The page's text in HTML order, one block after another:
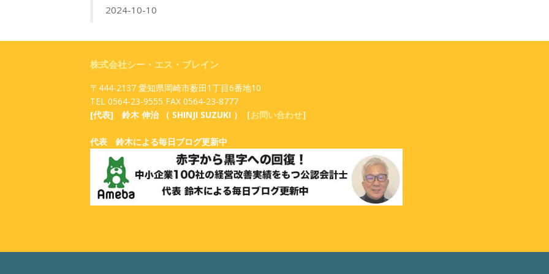
2024-10-10
株式会社シー・エス・ブレイン
〒444-2137 愛知県岡崎市薮田1丁目6番地10
TEL 0564-23-9555 FAX 0564-23-8777
[代表] 鈴木 伸治 （ SHINJI SUZUKI ）［お問い合わせ］
代表 鈴木による毎日ブログ更新中